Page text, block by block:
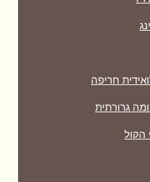
חריפה
גרורתית
הקול